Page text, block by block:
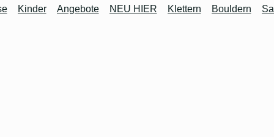
Kinder Angebote NEU HIER Klettern Bouldern